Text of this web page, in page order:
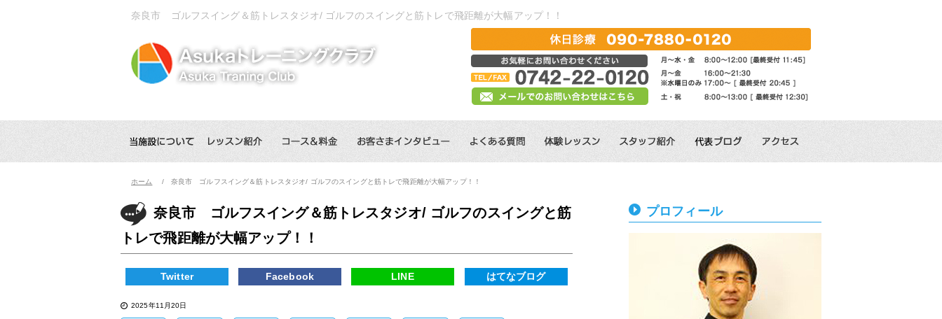
奈良市 ゴルフスイング＆筋トレスタジオ/ ゴルフのスイングと筋トレで飛距離が大幅アップ！！
ホーム 奈良市 ゴルフスイング＆筋トレスタジオ/ ゴルフのスイングと筋トレで飛距離が大幅アップ！！
奈良市 ゴルフスイング＆筋トレスタジオ/ ゴルフのスイングと筋
トレで飛距離が大幅アップ！！
Twitter Facebook LINE はてなブログ
2025年11月20日
プロフィール